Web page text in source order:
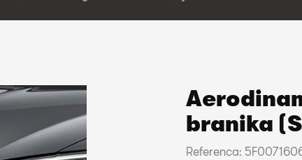
branika
Referenca: